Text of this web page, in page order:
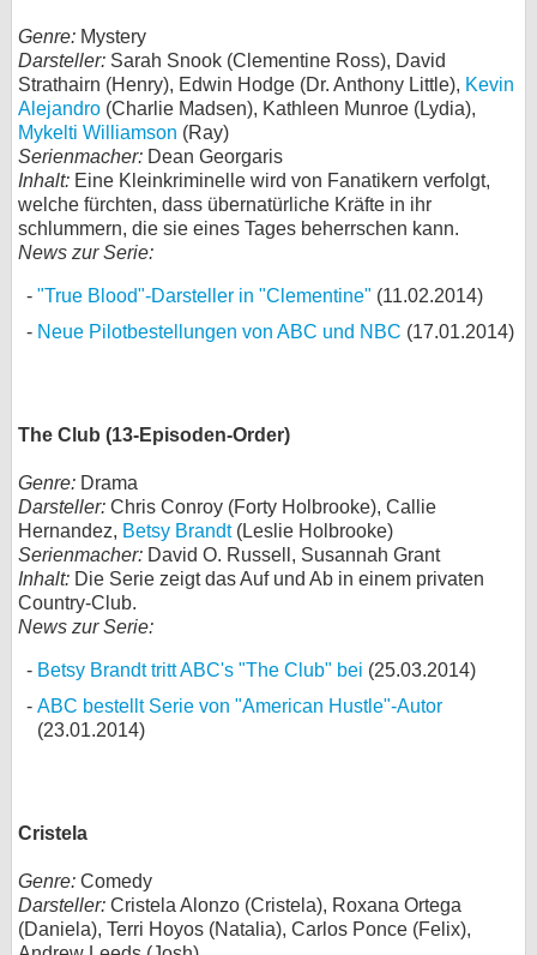
Genre: Mystery
Darsteller: Sarah Snook (Clementine Ross), David
Strathairn (Henry), Edwin Hodge (Dr. Anthony Little), Kevin
Alejandro (Charlie Madsen), Kathleen Munroe (Lydia),
Mykelti Williamson (Ray)
Serienmacher: Dean Georgaris
Inhalt: Eine Kleinkriminelle wird von Fanatikern verfolgt,
welche fürchten, dass übernatürliche Kräfte in ihr
schlummern, die sie eines Tages beherrschen kann.
News zur Serie:
"True Blood"-Darsteller in "Clementine" (11.02.2014)
Neue Pilotbestellungen von ABC und NBC (17.01.2014)
The Club (13-Episoden-Order)
Genre: Drama
Darsteller: Chris Conroy (Forty Holbrooke), Callie
Hernandez, Betsy Brandt(Leslie Holbrooke)
Serienmacher: David O. Russell, Susannah Grant
Inhalt: Die Serie zeigt das Auf und Ab in einem privaten
Country-Club.
News zur Serie:
Betsy Brandt tritt ABC's "The Club" bei (25.03.2014)
ABC bestellt Serie von "American Hustle"-Autor
(23.01.2014)
Cristela
Genre: Comedy
Darsteller: Cristela Alonzo (Cristela), Roxana Ortega
(Daniela), Terri Hoyos (Natalia), Carlos Ponce (Felix),